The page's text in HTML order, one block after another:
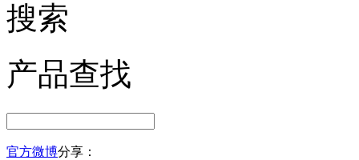
搜索
产品查找
官方微博分享：